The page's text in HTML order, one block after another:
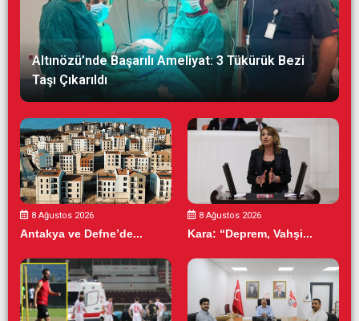
Altınözü’nde Başarılı Ameliyat: 3 Tükürük Bezi
Taşı Çıkarıldı
8 Ağustos 2026
Antakya ve Defne’de...
8 Ağustos 2026
Kara: “Deprem, Vahşi...